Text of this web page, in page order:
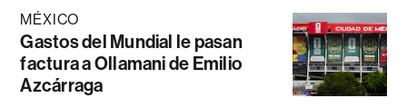
MÉXICO
Gastos del Mundial le pasan
factura a Ollamani de Emilio
Azcárraga